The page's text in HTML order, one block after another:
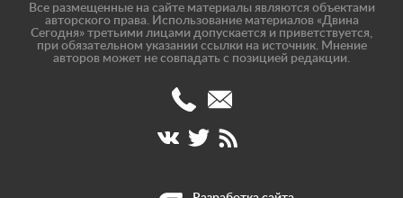
Все размещенные на сайте материалы являются объектами
авторского права. Использование материалов «Двина
Сегодня» третьими лицами допускается и приветствуется,
при обязательном указании ссылки на источник. Мнение
авторов может не совпадать с позицией редакции.
(8182)
47-
40
info@dvinatoday.ru